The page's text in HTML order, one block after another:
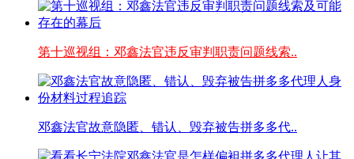
第十巡视组：邓鑫法官违反审判职责问题线索..
邓鑫法官故意隐匿、错认、毁弃被告拼多多代..